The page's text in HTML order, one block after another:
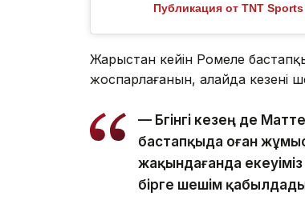
Публикация от TNT
Жарыстан кейін Ромеле
жоспарлағанын, алайда кезеңнің
— Бүгінгі кезең де
бастапқыда оған
жақындағанда
бірге шешім